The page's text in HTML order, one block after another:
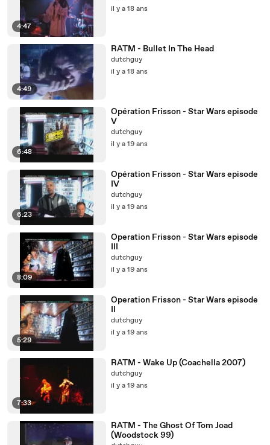
4:47
il y a 18 ans
4:49
RATM - Bullet In The Head
dutchguy
il y a 18 ans
6:48
Opération Frisson - Star Wars episode
V
dutchguy
il y a 19 ans
6:23
Opération Frisson - Star Wars episode
IV
dutchguy
il y a 19 ans
8:09
Operation Frisson - Star Wars episode
III
dutchguy
il y a 19 ans
5:29
Operation Frisson - Star Wars episode
II
dutchguy
il y a 19 ans
7:33
RATM - Wake Up (Coachella 2007)
dutchguy
il y a 19 ans
RATM - The Ghost Of Tom Joad
(Woodstock 99)